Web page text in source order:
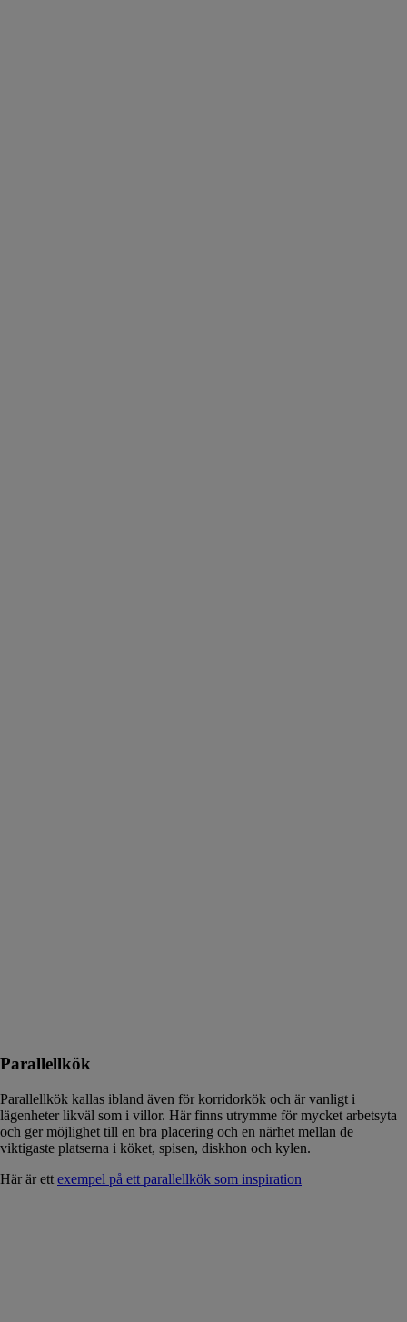
Parallellkök
Parallellkök kallas ibland även för korridorkök och är vanligt i
lägenheter likväl som i villor. Här finns utrymme för mycket arbetsyta
och ger möjlighet till en bra placering och en närhet mellan de
viktigaste platserna i köket, spisen, diskhon och kylen.
Här är ett exempel på ett parallellkök som inspiration